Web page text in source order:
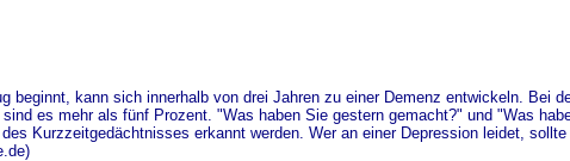
beginnt, kann sich innerhalb von drei Jahren zu einer Demenz entwickeln. Bei
es mehr als fünf Prozent. "Was haben Sie gestern gemacht?" und "Was
Kurzzeitgedächtnisses erkannt werden. Wer an einer Depression leidet, sollte